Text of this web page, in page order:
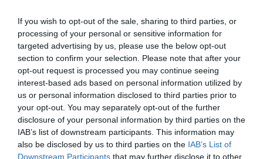
If you wish to opt-out of the sale, sharing to third parties, or
processing of your personal or sensitive information for
targeted advertising by us, please use the below opt-out
section to confirm your selection. Please note that after your
opt-out request is processed you may continue seeing
interest-based ads based on personal information utilized by
us or personal information disclosed to third parties prior to
your opt-out. You may separately opt-out of the further
disclosure of your personal information by third parties on the
IAB’s list of downstream participants. This information may
also be disclosed by us to third parties on the IAB’s List of
Downstream Participants that may further disclose it to other
03 min
Charleroi est une des plus grandes bases de FR,
BVA n’est la base d’aucune compagnie…
RÉPONDRE
Didier GRIMAULTa commenté
:
30 septembre 2020 -
11 h 34 min
Et que fait on du dérèglement climatique ?